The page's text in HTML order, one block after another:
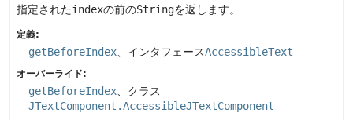
指定されたindexの前のStringを返します。
定義:
getBeforeIndex 、インタフェースAccessibleText
オーバーライド:
getBeforeIndex 、クラス
JTextComponent.AccessibleJTextComponent